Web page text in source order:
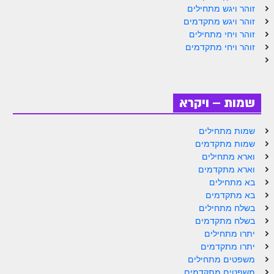
הזוהר הקדוש – קדושים למתחילים
הזוהר הקדוש – קדושים למתקדמים
ספר הזוהר אמור מתקדמים
הזוהר הקדוש פרשת בהר למתחילים
הזוהר הקדוש פרשת בהר – מתקדמים
זוהר בחוקותי למתחילים
זוהר הקדוש בחוקותי למתקדמים
ספר הזוהר – במדבר
זוהר במדבר מתקדמים
זוהר ויגש מתחילים
זוהר ויגש מתקדמים
זוהר ויחי מתחילים
זוהר ויחי מתקדמים
שמות – ויקרא
שמות מתחילים
שמות מתקדמים
וארא מתחילים
וארא מתקדמים
בא מתחילים
בא מתקדמים
בשלח מתחילים
בשלח מתקדמים
יתרו מתחילים
יתרו מתקדמים
משפטים מתחילים